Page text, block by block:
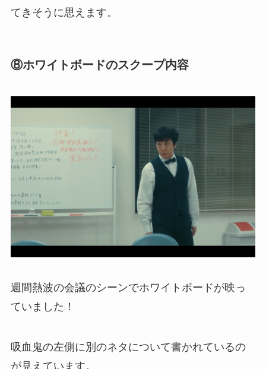
てきそうに思えます。
⑧ホワイトボードのスクープ内容
週間熱波の会議のシーンでホワイトボードが映っ
ていました！
吸血鬼の左側に別のネタについて書かれているの
が見えています。